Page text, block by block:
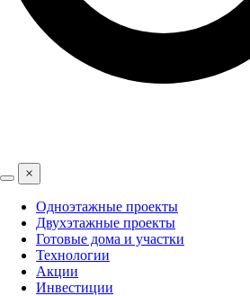
×
Одноэтажные проекты
Двухэтажные проекты
Готовые дома и участки
Технологии
Акции
Инвестиции